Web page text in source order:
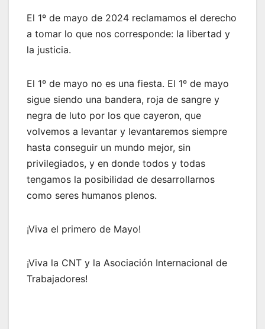
El 1º de mayo de 2024 reclamamos el derecho
a tomar lo que nos corresponde: la libertad y
la justicia.
El 1º de mayo no es una fiesta. El 1º de mayo
sigue siendo una bandera, roja de sangre y
negra de luto por los que cayeron, que
volvemos a levantar y levantaremos siempre
hasta conseguir un mundo mejor, sin
privilegiados, y en donde todos y todas
tengamos la posibilidad de desarrollarnos
como seres humanos plenos.
¡Viva el primero de Mayo!
¡Viva la CNT y la Asociación Internacional de
Trabajadores!